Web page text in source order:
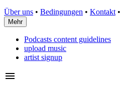
Über uns • Bedingungen • Kontakt •
Mehr
Podcasts content guidelines
upload music
artist signup